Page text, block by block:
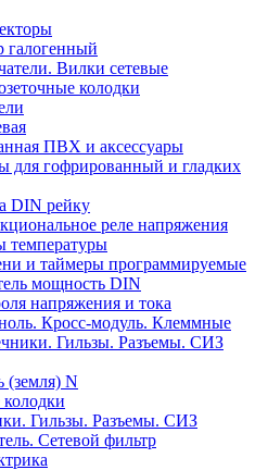
галогенный
Вилки сетевые
колодки
ПВХ и аксессуары
для гофрированный и гладких
DIN рейку
реле напряжения
температуры
и таймеры программируемые
мощность DIN
напряжения и тока
Кросс-модуль. Клеммные
Гильзы. Разъемы. СИЗ
N
Гильзы. Разъемы. СИЗ
Сетевой фильтр